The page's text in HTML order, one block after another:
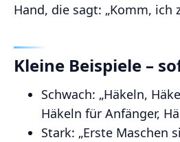
Hand, die sagt: „Komm, ich
Kleine Beispiele –
Schwach: „Häkeln,
Häkeln für Anfänger,
Stark: „Erste Maschen